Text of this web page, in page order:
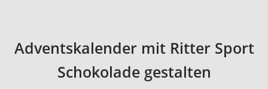
Adventskalender mit Ritter Sport
Schokolade gestalten